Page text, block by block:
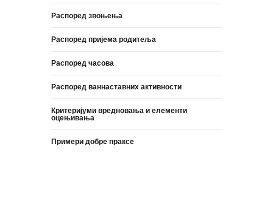
Распоред звоњења
Распоред пријема родитеља
Распоред часова
Распоред ваннаставних активности
Критеријуми вредновања и елементи
оцењивања
Примери добре праксе